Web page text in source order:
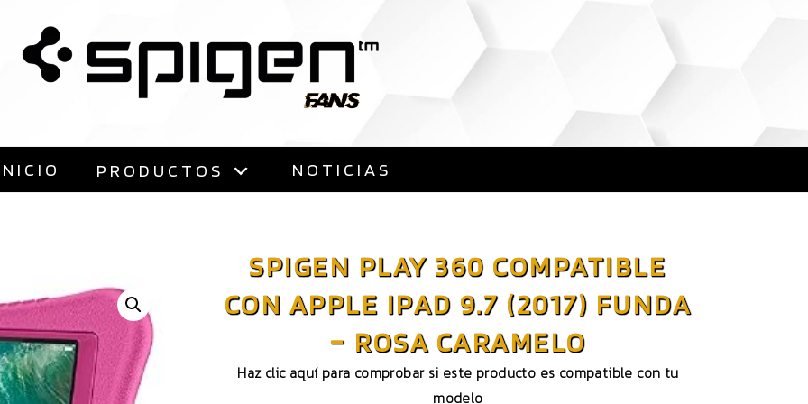
al
contenido
PRODUCTOS NOTICIAS
SPIGEN PLAY 360 COMPATIBLE
CON APPLE IPAD 9.7 (2017) FUNDA
– ROSA CARAMELO
Haz clic aquí para comprobar si este producto es compatible con tu
modelo